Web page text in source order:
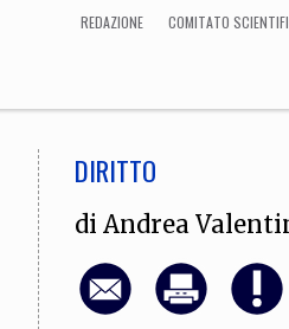
REDAZIONE COMITATO
ECONOMIA
DIRITTO
di Andrea